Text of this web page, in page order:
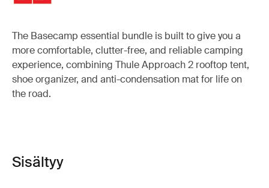
The Basecamp essential bundle is built to give you a
more comfortable, clutter-free, and reliable camping
experience, combining Thule Approach 2 rooftop tent,
shoe organizer, and anti-condensation mat for life on
the road.
Sisältyy